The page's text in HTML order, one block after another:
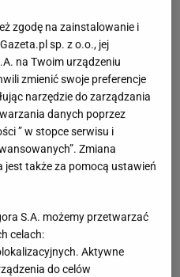
zgodę na zainstalowanie i
sp. z o.o., jej
na Twoim urządzeniu
zmienić swoje preferencje
narzędzie do zarządzania
danych poprzez
” w stopce serwisu i
Zmiana
jest także za pomocą ustawień
S.A. możemy przetwarzać
celach:
Aktywne
do celów